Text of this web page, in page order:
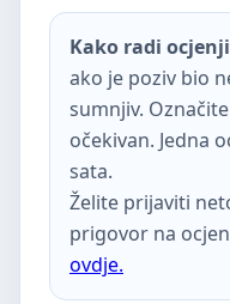
Kako radi
ako je poziv bio
sumnjiv. Označite
očekivan. Jedna
sata.
Želite prijaviti
prigovor na
ovdje.